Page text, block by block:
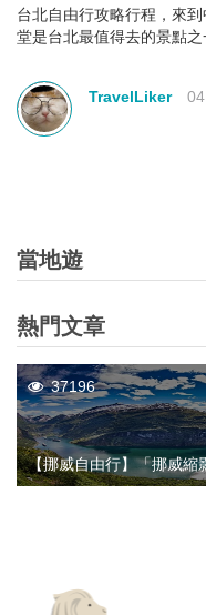
台北自由行攻略行程，來
堂是台北最值得去的景點
國庭園造景為主要設計思
參觀其各式各樣的建築風
儀式，表演項目是參觀中
TravelLiker
當地遊
熱門文章
【挪威自由行】「挪威縮
37196